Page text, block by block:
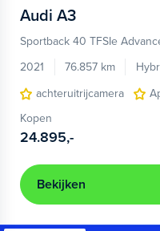
Audi A3
Sportback 40 TFSIe
2021
76.857 km
achteruitrijcamera
Kopen
24.895,-
Bekijken